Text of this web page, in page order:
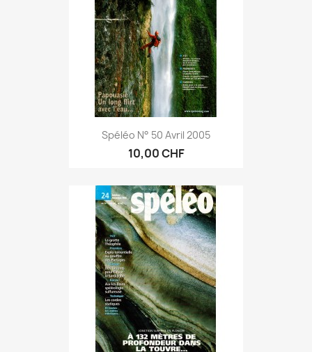
Spéléo N° 50 Avril 2005
10,00 CHF